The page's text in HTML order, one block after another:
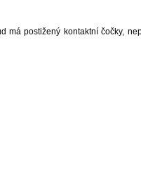
má postižený kontaktní čočky,